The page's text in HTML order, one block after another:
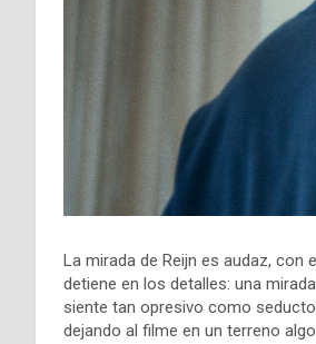
La mirada de Reijn es audaz,
detiene en los detalles: una
siente tan opresivo como
dejando al filme en un terreno